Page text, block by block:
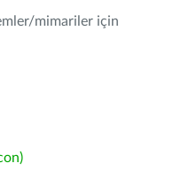
mimariler için